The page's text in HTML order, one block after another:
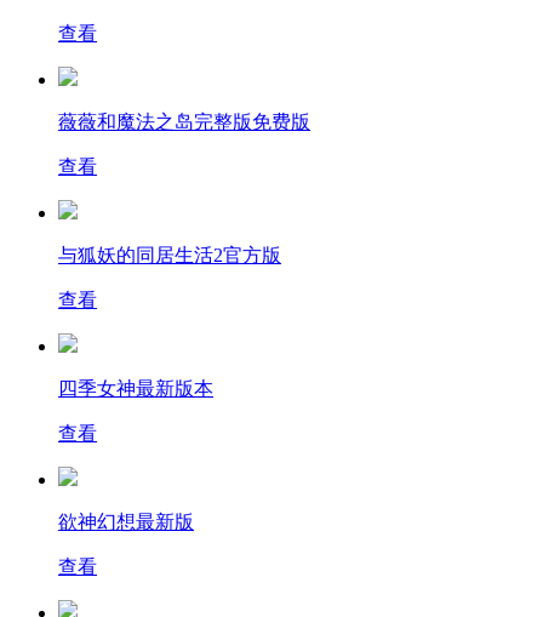
查看
薇薇和魔法之岛完整版免费版
查看
与狐妖的同居生活2官方版
查看
四季女神最新版本
查看
欲神幻想最新版
查看